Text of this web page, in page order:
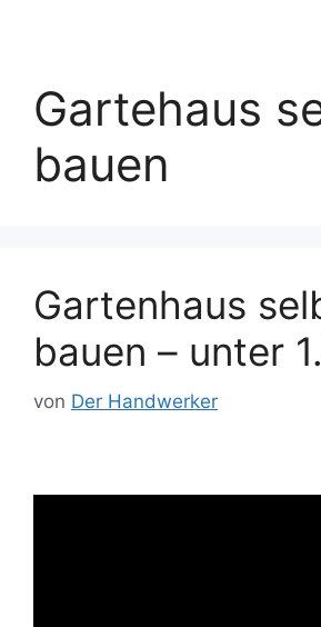
Gartehaus
bauen
Gartenhaus
bauen – unter
von Der Handwerker